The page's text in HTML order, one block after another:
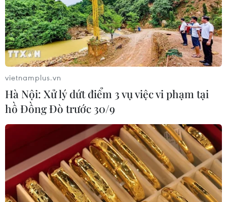
vietnamplus.vn
Hà Nội: Xử lý dứt điểm 3 vụ việc vi phạm tại
hồ Đồng Đò trước 30/9